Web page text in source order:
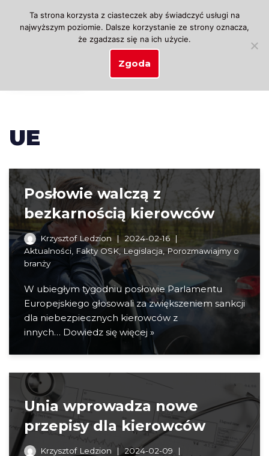
Przejdź
UE
Posłowie walczą z
bezkarnością kierowców
Krzysztof Ledzion
2024-02-16
Aktualności Fakty OSK, Legislacja Porozmawiajmy o
branży
W ubiegłym tygodniu posłowie Parlamentu
Europejskiego głosowali za zwiększeniem sankcji
dla niebezpiecznych kierowców z
innych… Dowiedz się więcej »
Unia wprowadza nowe
przepisy dla kierowców
Krzysztof Ledzion
2024-02-09
Ta strona korzysta z ciasteczek aby świadczyć usługi na
najwyższym poziomie. Dalsze korzystanie ze strony oznacza,
że zgadzasz się na ich użycie.
Zgoda